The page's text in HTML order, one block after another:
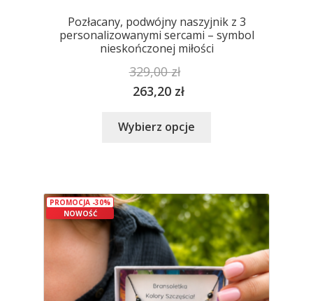
Pozłacany, podwójny naszyjnik z 3
personalizowanymi sercami – symbol
nieskończonej miłości
329,00zł
263,20 zł
Wybierz opcje
wariantów.
Opcje
można
wybrać
na
stronie
produktu
NOWOŚĆ
PROMOCJA -30%